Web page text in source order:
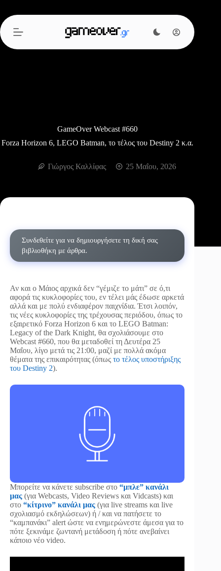
περιεχόμενο
GameOver Webcast #660
Forza Horizon 6, LEGO Batman, το τέλος του Destiny 2 κ.α.
Γιώργος Καλλίφας 25 Μαΐου, 2026
Συνδεθείτε για να δημιουργήσετε τη δική σας
βιβλιοθήκη με άρθρα.
Αν και ο Μάιος αρχικά δεν “γέμιζε το μάτι” σε ό,τι
αφορά τις κυκλοφορίες του, εν τέλει μάς έδωσε αρκετά
αλλά και με πολύ ενδιαφέρον παιχνίδια. Έτσι λοιπόν,
τις νέες κυκλοφορίες της τρέχουσας περιόδου, όπως το
εξαιρετικό Forza Horizon 6 και το LEGO Batman:
Legacy of the Dark Knight, θα σχολιάσουμε στο
Webcast #660, που θα μεταδοθεί τη Δευτέρα 25
Μαΐου, λίγο μετά τις 21:00, μαζί με πολλά ακόμα
θέματα της επικαιρότητας (όπως το τέλος υποστήριξης
του Destiny 2).
Μπορείτε να κάνετε subscribe στο “μπλε” κανάλι
μας (για Webcasts, Video Reviews και Vidcasts) και
στο “κίτρινο” κανάλι μας (για live streams και live
σχολιασμό εκδηλώσεων) ή / και να πατήσετε το
“καμπανάκι” alert ώστε να ενημερώνεστε άμεσα για το
πότε ξεκινάμε ζωντανή μετάδοση ή πότε ανεβαίνει
κάποιο νέο video.